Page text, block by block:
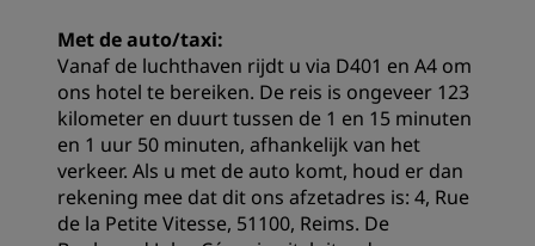
Met de auto/taxi:
Vanaf de luchthaven rijdt u via D401 en A4 om
ons hotel te bereiken. De reis is ongeveer 123
kilometer en duurt tussen de 1 en 15 minuten
en 1 uur 50 minuten, afhankelijk van het
verkeer. Als u met de auto komt, houd er dan
rekening mee dat dit ons afzetadres is: 4, Rue
de la Petite Vitesse, 51100, Reims. De